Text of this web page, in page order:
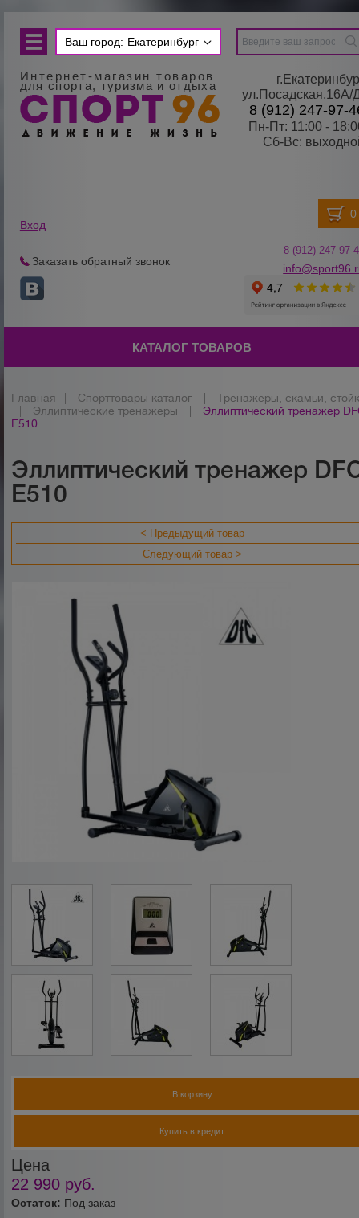
Ваш город: Екатеринбург
Интернет-магазин товаров
для спорта, туризма и отдыха
8 (912) 247-97-
Пн-Пт: 11:00 -
Сб-Вс:
Вход
Заказать обратный звонок
8 (912) 247-97-
КАТАЛОГ ТОВАРОВ
Главная Спорттовары каталог
Тренажеры, скамьи,
Эллиптические тренажёры
Эллиптический тренажер
E510
Эллиптический тренажер
E510
< Предыдущий товар
Следующий товар >
Остаток: Под заказ
Цена
22 990 руб.
В корзину
Купить в кредит